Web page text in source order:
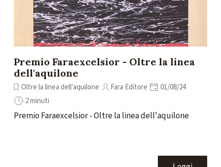
Premio Faraexcelsior - Oltre la linea
dell'aquilone
Oltre la linea dell'aquilone Fara Editore
01/08/24
2 minuti
Premio Faraexcelsior - Oltre la linea dell'aquilone